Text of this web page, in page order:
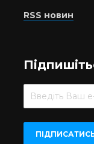
RSS новин